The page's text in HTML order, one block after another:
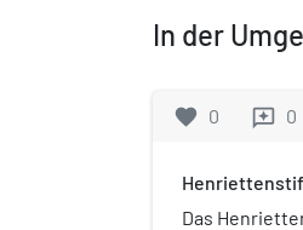
In der
favorite 0 reviews 0
Das